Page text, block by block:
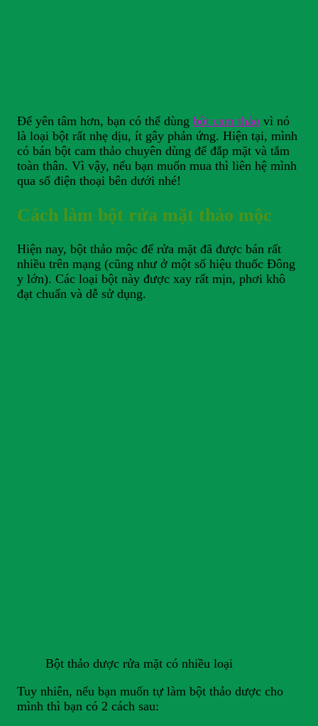
Để yên tâm hơn, bạn có thể dùng bột cam thảovì nó
là loại bột rất nhẹ dịu, ít gây phản ứng. Hiện tại, mình
có bán bột cam thảo chuyên dùng để đắp mặt và tắm
toàn thân. Vì vậy, nếu bạn muốn mua thì liên hệ mình
qua số điện thoại bên dưới nhé!
Cách làm bột rửa mặt thảo mộc
Hiện nay, bột thảo mộc để rửa mặt đã được bán rất
nhiều trên mạng (cũng như ở một số hiệu thuốc Đông
y lớn). Các loại bột này được xay rất mịn, phơi khô
đạt chuẩn và dễ sử dụng.
Bột thảo dược rửa mặt có nhiều loại
Tuy nhiên, nếu bạn muốn tự làm bột thảo dược cho
mình thì bạn có 2 cách sau: